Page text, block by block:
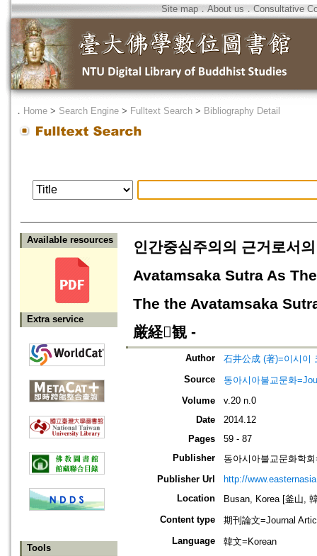
Site map．About us ． Consultative
． Home > Search Engine > Fulltext Search > Bibliography Detail
Available resources
Extra service
Tools
인간중심주의의 근거로서
Avatamsaka Sutra As
The the Avatamsaka
厳経観 -
Author
石井公成 (著)=이시이
Source
동아시아불교문화
Volume
v.20 n.0
Date
2014.12
Pages
59 - 87
Publisher
동아시아불교문화학
Publisher Url
http://
Location
Busan, Korea [釜山,
Content type
期刊論文=Journal
Language
韓文=Korean